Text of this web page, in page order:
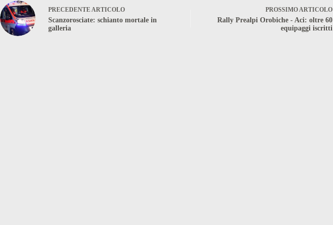
PRECEDENTE ARTICOLO
Scanzorosciate: schianto mortale in
galleria
PROSSIMO ARTICOLO
Rally Prealpi Orobiche - Aci: oltre 60
equipaggi iscritti